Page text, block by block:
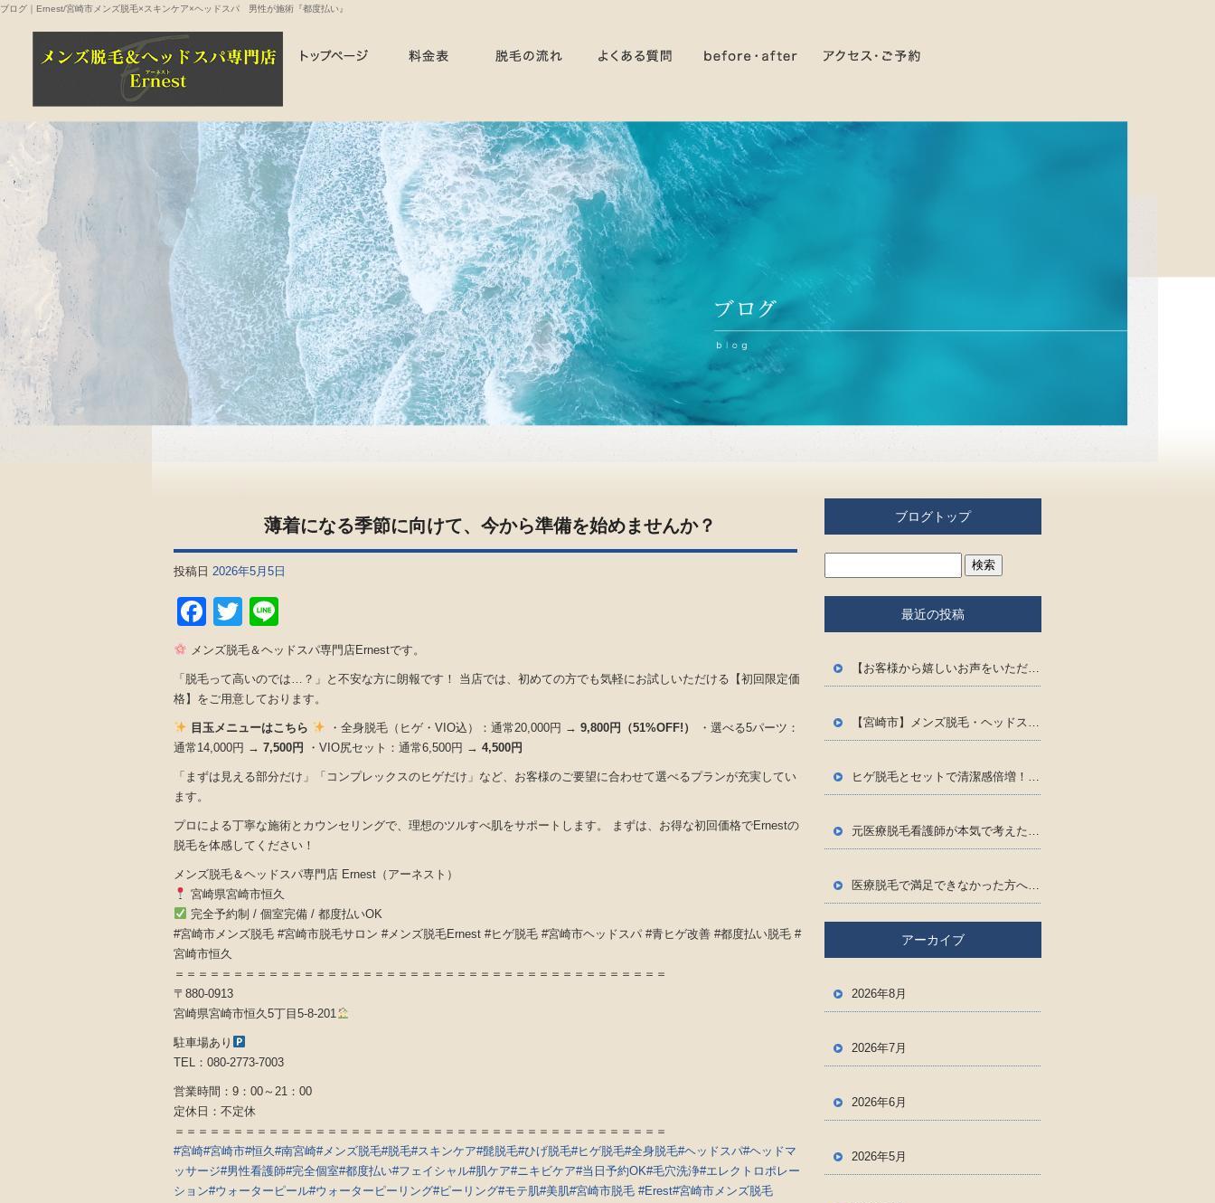
ブログ｜Ernest/宮崎市メンズ脱毛×スキンケア×ヘッドスパ 男性が施術『都度払い』
薄着になる季節に向けて、今から準備を始めませんか？
投稿日 2026年5月5日
Facebook
Twitter
メンズ脱毛＆ヘッドスパ専門店Ernestです。
「脱毛って高いのでは…？」と不安な方に朗報です！ 当店では、初めての方でも気軽にお試しいただける【初回限定価
格】をご用意しております。
目玉メニューはこちら ・全身脱毛（ヒゲ・VIO込）：通常20,000円 → 9,800円（51%OFF!）
・選べる5パーツ：
通常14,000円 → 7,500円 ・VIO尻セット：通常6,500円 → 4,500円
「まずは見える部分だけ」「コンプレックスのヒゲだけ」など、お客様のご要望に合わせて選べるプランが充実してい
ます。
プロによる丁寧な施術とカウンセリングで、理想のツルすべ肌をサポートします。 まずは、お得な初回価格でErnestの
脱毛を体感してください！
メンズ脱毛＆ヘッドスパ専門店 Ernest（アーネスト）
宮崎県宮崎市恒久
完全予約制 / 個室完備 / 都度払いOK
#宮崎市メンズ脱毛 #宮崎市脱毛サロン #メンズ脱毛Ernest #ヒゲ脱毛 #宮崎市ヘッドスパ #青ヒゲ改善 #都度払い脱毛 #
宮崎市恒久
＝＝＝＝＝＝＝＝＝＝＝＝＝＝＝＝＝＝＝＝＝＝＝＝＝＝＝＝＝＝＝＝＝＝＝＝＝＝＝＝＝＝
〒880-0913
宮崎県宮崎市恒久5丁目5-8-201
駐車場あり
TEL：080-2773-7003
営業時間：9：00～21：00
定休日：不定休
＝＝＝＝＝＝＝＝＝＝＝＝＝＝＝＝＝＝＝＝＝＝＝＝＝＝＝＝＝＝＝＝＝＝＝＝＝＝＝＝＝＝
#宮崎#宮崎市#恒久 #南宮崎#メンズ脱毛#脱毛#スキンケア#髭脱毛#ひげ脱毛#ヒゲ脱毛#全身脱毛#ヘッドスパ#ヘッドマ
ッサージ#男性看護師#完全個室#都度払い#フェイシャル#肌ケア#ニキビケア#当日予約OK#毛穴洗浄#エレクトロポレー
ション#ウォーターピール#ウォーターピーリング#ピーリング#モテ肌#美肌#宮崎市脱毛 #Erest#宮崎市メンズ脱毛
ブログトップ
最近の投稿
【お客様から嬉しいお声をいただきました
【宮崎市】メンズ脱毛・ヘッドスパ専門店Ernestが「高品質なのにリーズナブル」に提供できる3つの理由
ヒゲ脱毛とセットで清潔感倍増！「脱毛×毛穴洗浄」で男の肌磨き
元医療脱毛看護師が本気で考えた！メンズ脱毛＆ヘッドスパ専門店Ernest
医療脱毛で満足できなかった方へ。嬉しいお客様の声をご紹介！
アーカイブ
2026年8月
2026年7月
2026年6月
2026年5月